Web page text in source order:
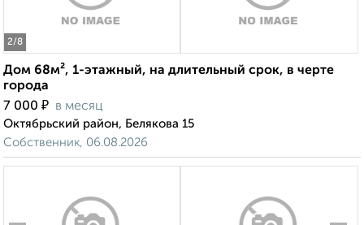
2/8
Дом 68м², 1-этажный, на длительный срок, в черте
города
7 000 ₽ в месяц
Октябрьский район, Белякова 15
Собственник, 06.08.2026